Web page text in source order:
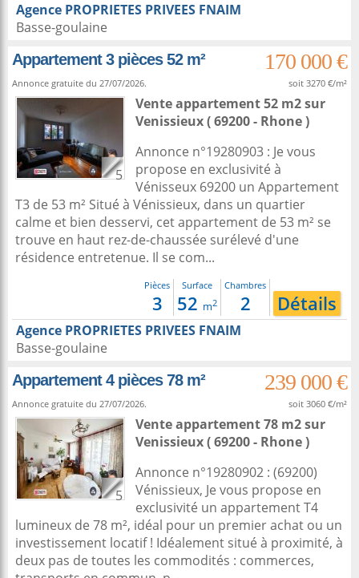
Agence PROPRIETES PRIVEES FNAIM
Basse-goulaine
Appartement 3 pièces 52 m²
170 000 €
Annonce gratuite du 27/07/2026. soit 3270 €/m²
5
Vente appartement 52 m2sur
Venissieux( 69200 - Rhone )
Annonce n°19280903 : Je vous
propose en exclusivité à
Vénisseux 69200 un Appartement
T3 de 53 m² Situé à Vénissieux, dans un quartier
calme et bien desservi, cet appartement de 53 m² se
trouve en haut rez-de-chaussée surélevé d'une
résidence entretenue. Il se com...
Pièces
3
Surface
52 m2
Chambres
2 Détails
Agence PROPRIETES PRIVEES FNAIM
Basse-goulaine
Appartement 4 pièces 78 m²
239 000 €
Annonce gratuite du 27/07/2026. soit 3060 €/m²
5
Vente appartement 78 m2sur
Venissieux( 69200 - Rhone )
Annonce n°19280902 : (69200)
Vénissieux, Je vous propose en
exclusivité un appartement T4
lumineux de 78 m², idéal pour un premier achat ou un
investissement locatif ! Idéalement situé à proximité, à
deux pas de toutes les commodités : commerces,